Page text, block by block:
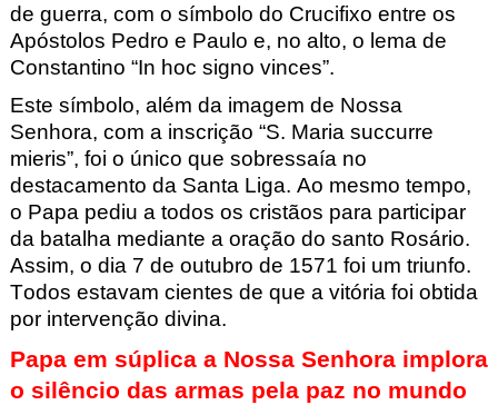
de guerra, com o símbolo do Crucifixo entre os
Apóstolos Pedro e Paulo e, no alto, o lema de
Constantino “In hoc signo vinces”.
Este símbolo, além da imagem de Nossa
Senhora, com a inscrição “S. Maria succurre
mieris”, foi o único que sobressaía no
destacamento da Santa Liga. Ao mesmo tempo,
o Papa pediu a todos os cristãos para participar
da batalha mediante a oração do santo Rosário.
Assim, o dia 7 de outubro de 1571 foi um triunfo.
Todos estavam cientes de que a vitória foi obtida
por intervenção divina.
Papa em súplica a Nossa Senhora implora
o silêncio das armas pela paz no mundo